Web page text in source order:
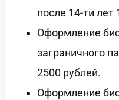
после 14-ти лет
Оформление
заграничного
2500 рублей.
Оформление